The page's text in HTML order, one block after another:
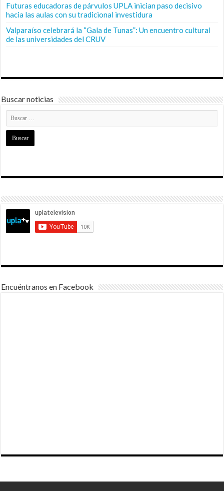
Futuras educadoras de párvulos UPLA inician paso decisivo
hacia las aulas con su tradicional investidura
Valparaíso celebrará la “Gala de Tunas”: Un encuentro cultural
de las universidades del CRUV
Buscar noticias
Encuéntranos en Facebook